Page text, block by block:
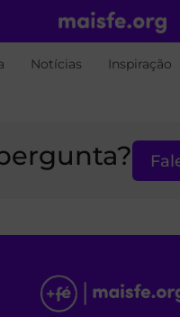
Notícias Inspiração